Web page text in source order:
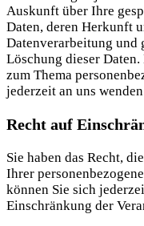
Auskunft über Ihre
Daten, deren Herkunft
Datenverarbeitung und
Löschung dieser
zum Thema
jederzeit an uns
Recht auf
Sie haben das Recht,
Ihrer
können Sie sich
Einschränkung der